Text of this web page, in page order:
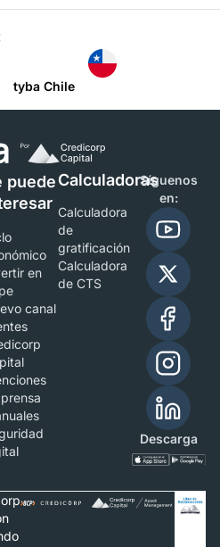
tyba Chile
puede
en
canal
Calculadoras
Calculadora
de
gratificación
Calculadora
de CTS
Síguenos
en:
Descarga